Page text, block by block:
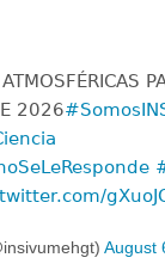
2026
August